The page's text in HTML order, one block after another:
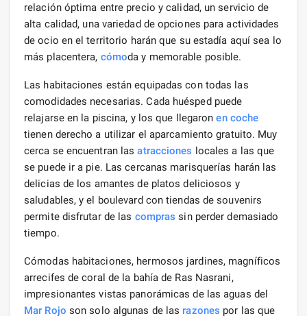
relación óptima entre precio y calidad, un servicio de
alta calidad, una variedad de opciones para actividades
de ocio en el territorio harán que su estadía aquí sea lo
más placentera, cómoda y memorable posible.
Las habitaciones están equipadas con todas las
comodidades necesarias. Cada huésped puede
relajarse en la piscina, y los que llegaronen coche
tienen derecho a utilizar el aparcamiento gratuito. Muy
cerca se encuentran lasatracciones locales a las que
se puede ir a pie. Las cercanas marisquerías harán las
delicias de los amantes de platos deliciosos y
saludables, y el boulevard con tiendas de souvenirs
permite disfrutar de las compras sin perder demasiado
tiempo.
Cómodas habitaciones, hermosos jardines, magníficos
arrecifes de coral de la bahía de Ras Nasrani,
impresionantes vistas panorámicas de las aguas del
Mar Rojo son solo algunas de las razones por las que